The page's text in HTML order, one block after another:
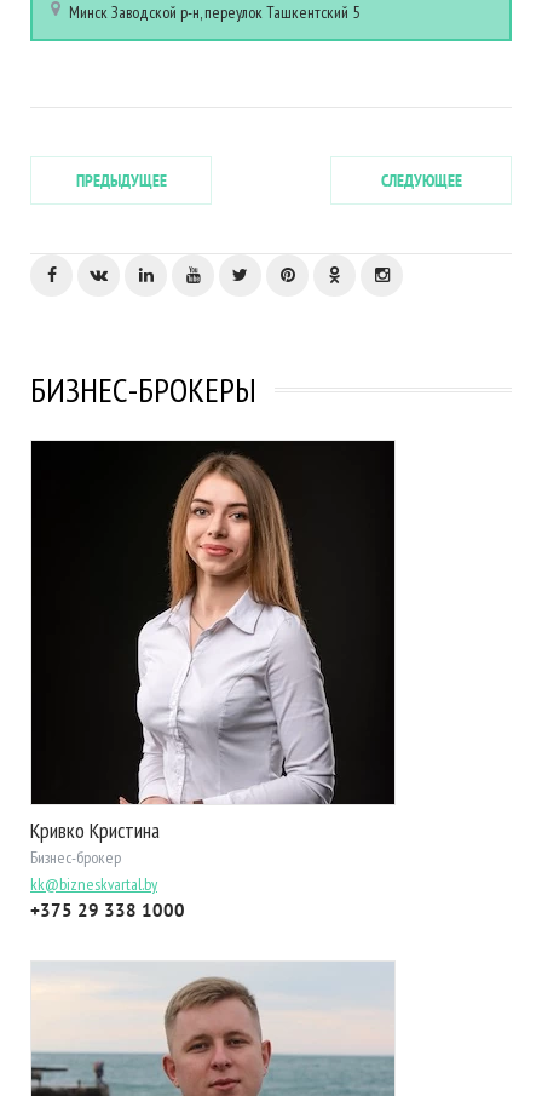
МинскЗаводской р-н, переулок Ташкентский 5
ПРЕДЫДУЩЕЕ СЛЕДУЮЩЕЕ
БИЗНЕС-БРОКЕРЫ
Кривко Кристина
Бизнес-брокер
kk@bizneskvartal.by
+375 29 338 1000